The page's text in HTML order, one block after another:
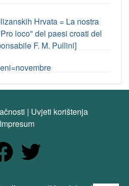
Hrvata = La nostra
loco" del paesi croati del
F. M. Pullini]
| Uvjeti korištenja
Impresum